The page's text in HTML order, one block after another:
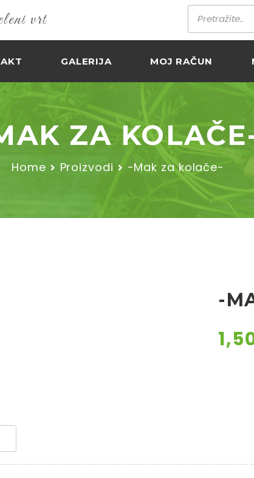
vrt
GALERIJA MOJ RAČUN
ZA
Home Proizvodi -Mak za kolače-
-